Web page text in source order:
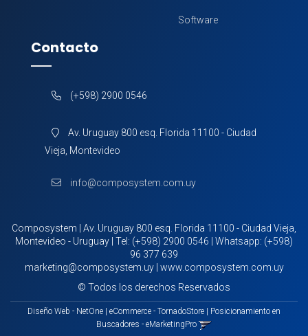
Software
Contacto
(+598) 2900 0546
Av. Uruguay 800 esq. Florida 11100 - Ciudad
Vieja, Montevideo
info@composystem.com.uy
Composystem | Av. Uruguay 800 esq. Florida 11100 - Ciudad Vieja,
Montevideo - Uruguay | Tel: (+598) 2900 0546 | Whatsapp: (+598)
96 377 639
marketing@composystem.uy| www.composystem.com.uy
© Todos los derechos Reservados
Diseño Web - NetOne eCommerce - TornadoStore
Posicionamiento en
Buscadores - eMarketingPro